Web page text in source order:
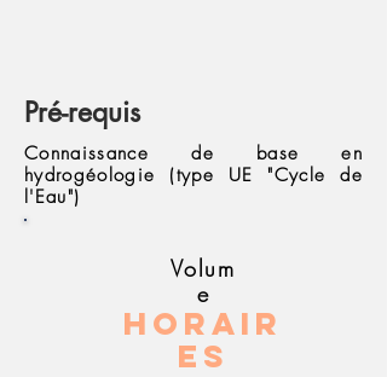
Pré-requis
Connaissance de base en
hydrogéologie (type UE "Cycle de
l'Eau")
Volum
e
Horair
es